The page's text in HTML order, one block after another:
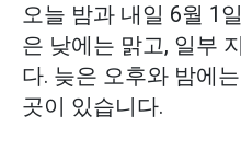
오늘 밤과 내일 6월 1일
은 낮에는 맑고, 일부
다. 늦은 오후와 밤에
곳이 있습니다.